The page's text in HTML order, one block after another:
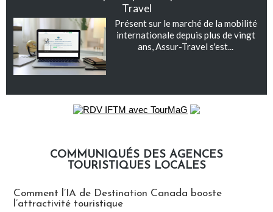
Travel
Présent sur le marché de la mobilité
internationale depuis plus de vingt
ans, Assur-Travel s'est...
COMMUNIQUÉS DES AGENCES
TOURISTIQUES LOCALES
Comment l’IA de Destination Canada booste
l’attractivité touristique